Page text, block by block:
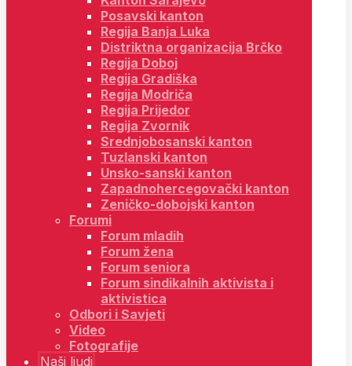
Posavski kanton
Regija Banja Luka
Distriktna organizacija Brčko
Regija Doboj
Regija Gradiška
Regija Modriča
Regija Prijedor
Regija Zvornik
Srednjobosanski kanton
Tuzlanski kanton
Unsko-sanski kanton
Zapadnohercegovački kanton
Zeničko-dobojski kanton
Forumi
Forum mladih
Forum žena
Forum seniora
Forum sindikalnih aktivista i
aktivistica
Odbori i Savjeti
Video
Fotografije
Naši ljudi